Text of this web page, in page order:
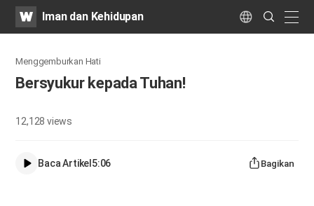
WATVIman dan Kehidupan Language
Search
Submit
Menggemburkan Hati
Bersyukur kepada Tuhan!
12,128views
Baca Artikel5:06 Bagikan